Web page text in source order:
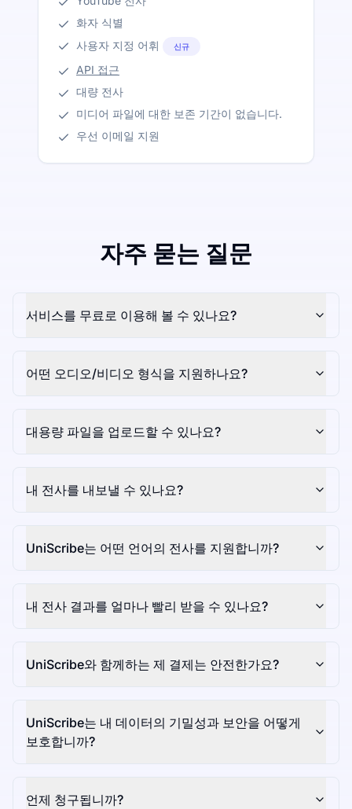
화자 식별
사용자 지정 어휘
신규
API 접근
대량 전사
미디어 파일에 대한 보존 기간이 없습니다.
우선 이메일 지원
자주 묻는 질문
서비스를 무료로 이용해 볼 수 있나요?
어떤 오디오/비디오 형식을 지원하나요?
대용량 파일을 업로드할 수 있나요?
내 전사를 내보낼 수 있나요?
UniScribe는 어떤 언어의 전사를 지원합니까?
내 전사 결과를 얼마나 빨리 받을 수 있나요?
UniScribe와 함께하는 제 결제는 안전한가요?
UniScribe는 내 데이터의 기밀성과 보안을 어떻게
보호합니까?
언제 청구됩니까?